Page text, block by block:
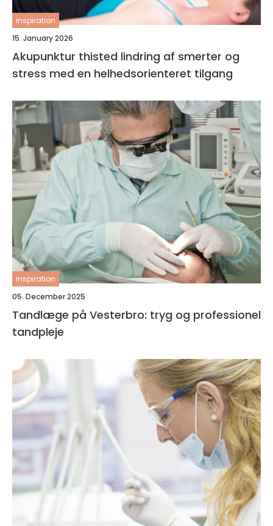
inspiration
15. January 2026
Akupunktur thisted lindring af smerter og
stress med en helhedsorienteret tilgang
inspiration
05. December 2025
Tandlæge på Vesterbro: tryg og professionel
tandpleje